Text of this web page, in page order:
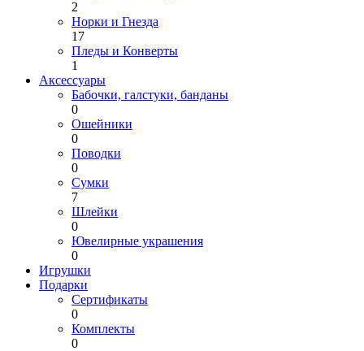
2
Норки и Гнезда
17
Пледы и Конверты
1
Аксессуары
Бабочки, галстуки, банданы
0
Ошейники
0
Поводки
0
Сумки
7
Шлейки
0
Ювелирные украшения
0
Игрушки
Подарки
Сертификаты
0
Комплекты
0